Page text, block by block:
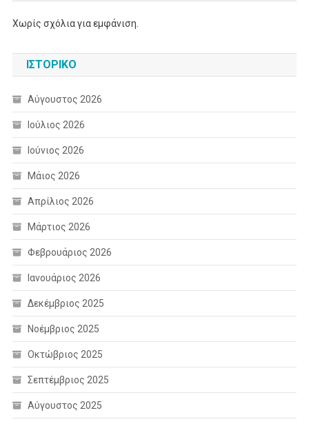
Χωρίς σχόλια για εμφάνιση.
ΙΣΤΟΡΙΚΌ
Αύγουστος 2026
Ιούλιος 2026
Ιούνιος 2026
Μάιος 2026
Απρίλιος 2026
Μάρτιος 2026
Φεβρουάριος 2026
Ιανουάριος 2026
Δεκέμβριος 2025
Νοέμβριος 2025
Οκτώβριος 2025
Σεπτέμβριος 2025
Αύγουστος 2025